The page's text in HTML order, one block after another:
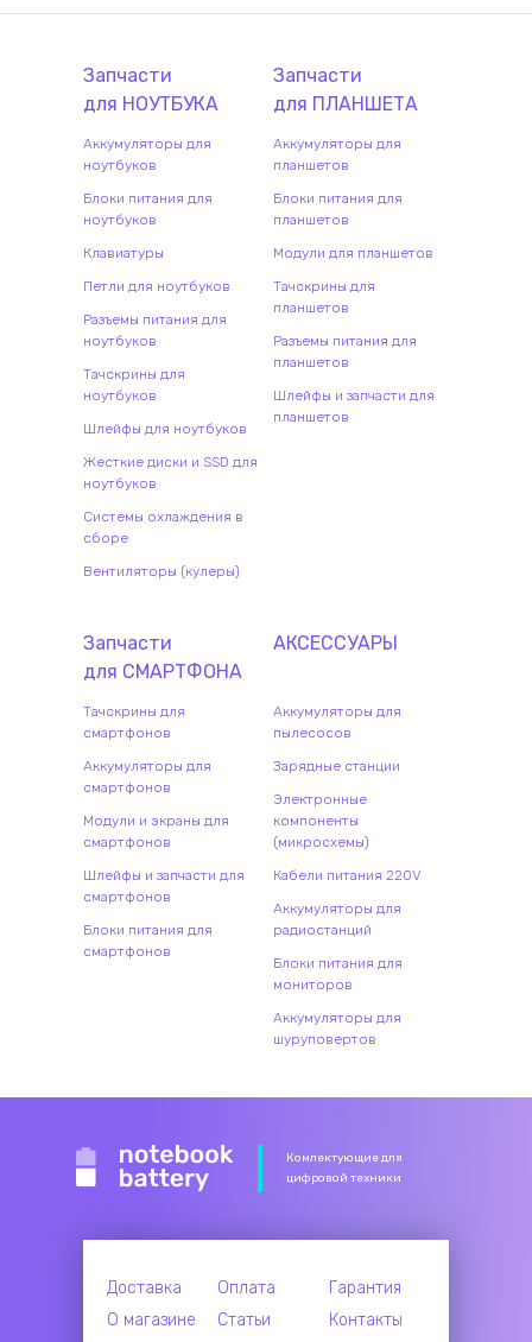
Запчасти
для НОУТБУКА
Аккумуляторы для
ноутбуков
Блоки питания для
ноутбуков
Клавиатуры
Петли для ноутбуков
Разъемы питания для
ноутбуков
Тачскрины для
ноутбуков
Шлейфы для ноутбуков
Жесткие диски и SSD для
ноутбуков
Системы охлаждения в
сборе
Вентиляторы (кулеры)
Запчасти
для ПЛАНШЕТА
Аккумуляторы для
планшетов
Блоки питания для
планшетов
Модули для планшетов
Тачскрины для
планшетов
Разъемы питания для
планшетов
Шлейфы и запчасти для
планшетов
Запчасти
для СМАРТФОНА
Тачскрины для
смартфонов
Аккумуляторы для
смартфонов
Модули и экраны для
смартфонов
Шлейфы и запчасти для
смартфонов
Блоки питания для
смартфонов
АКСЕССУАРЫ
Аккумуляторы для
пылесосов
Зарядные станции
Электронные
компоненты
(микросхемы)
Кабели питания 220V
Аккумуляторы для
радиостанций
Блоки питания для
мониторов
Аккумуляторы для
шуруповертов
Комлектующие для
цифровой техники
Доставка Оплата
Гарантия
О магазине
Статьи Контакты